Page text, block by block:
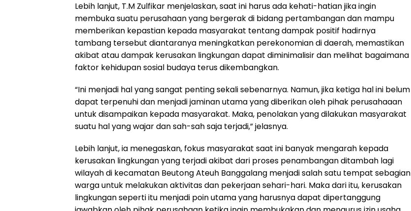
Lebih lanjut, T.M Zulfikar menjelaskan, saat ini harus ada kehati-hatian jika ingin
membuka suatu perusahaan yang bergerak di bidang pertambangan dan mampu
memberikan kepastian kepada masyarakat tentang dampak positif hadirnya
tambang tersebut diantaranya meningkatkan perekonomian di daerah, memastikan
akibat atau dampak kerusakan lingkungan dapat diminimalisir dan melihat bagaimana
faktor kehidupan sosial budaya terus dikembangkan.
“Ini menjadi hal yang sangat penting sekali sebenarnya. Namun, jika ketiga hal ini belum
dapat terpenuhi dan menjadi jaminan utama yang diberikan oleh pihak perusahaaan
untuk disampaikan kepada masyarakat. Maka, penolakan yang dilakukan masyarakat
suatu hal yang wajar dan sah-sah saja terjadi,” jelasnya.
Lebih lanjut, ia menegaskan, fokus masyarakat saat ini banyak mengarah kepada
kerusakan lingkungan yang terjadi akibat dari proses penambangan ditambah lagi
wilayah di kecamatan Beutong Ateuh Banggalang menjadi salah satu tempat sebagian
warga untuk melakukan aktivitas dan pekerjaan sehari-hari. Maka dari itu, kerusakan
lingkungan seperti itu menjadi poin utama yang harusnya dapat dipertanggung